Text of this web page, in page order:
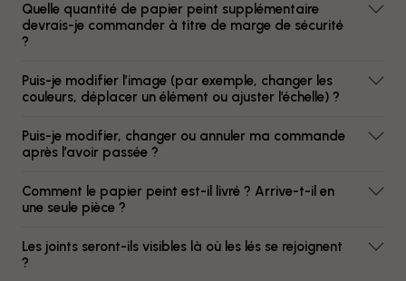
Quelle quantité de papier peint supplémentaire
devrais-je commander à titre de marge de sécurité
?
Puis-je modifier l’image (par exemple, changer les
couleurs, déplacer un élément ou ajuster l’échelle) ?
Puis-je modifier, changer ou annuler ma commande
après l’avoir passée ?
Comment le papier peint est-il livré ? Arrive-t-il en
une seule pièce ?
Les joints seront-ils visibles là où les lés se rejoignent
?